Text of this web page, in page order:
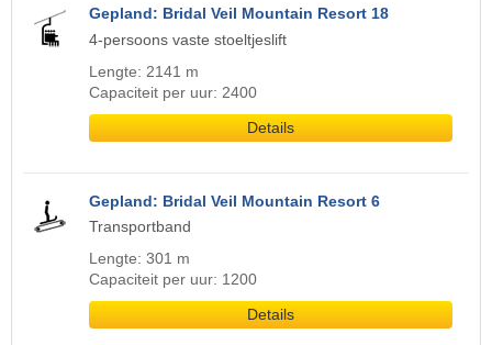
Gepland: Bridal Veil Mountain Resort 18
4-persoons vaste stoeltjeslift
Lengte: 2141 m
Capaciteit per uur: 2400
Details
Gepland: Bridal Veil Mountain Resort 6
Transportband
Lengte: 301 m
Capaciteit per uur: 1200
Details